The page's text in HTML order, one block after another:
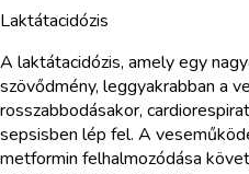
Laktátacidózis
A laktátacidózis, amely egy
szövődmény, leggyakrabban a
rosszabbodásakor,
sepsisben lép fel. A
metformin felhalmozódása